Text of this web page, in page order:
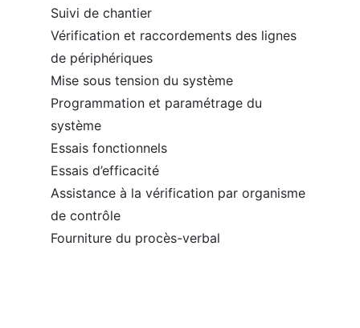
Suivi de chantier
Vérification et raccordements des lignes
de périphériques
Mise sous tension du système
Programmation et paramétrage du
système
Essais fonctionnels
Essais d’efficacité
Assistance à la vérification par organisme
de contrôle
Fourniture du procès-verbal